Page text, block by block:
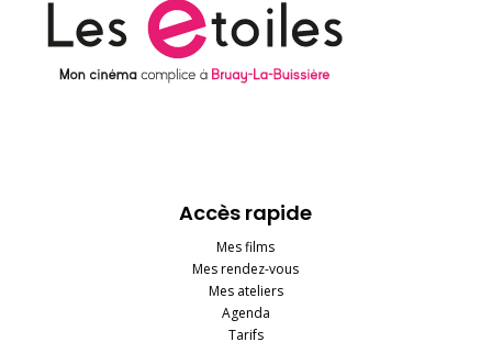
Accès rapide
Mes films
Mes rendez-vous
Mes ateliers
Agenda
Tarifs